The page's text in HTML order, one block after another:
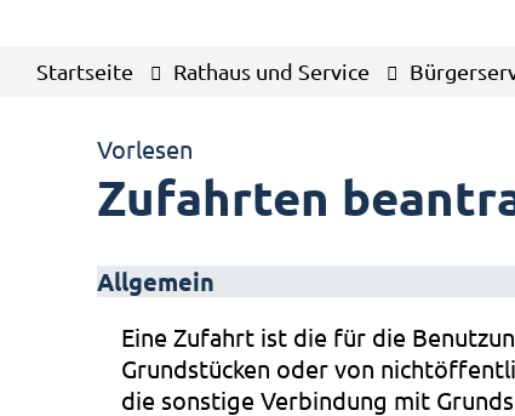
Startseite Rathaus und Service
Vorlesen
Zufahrten
Allgemein
Eine Zufahrt ist die für die
Grundstücken oder von
die sonstige Verbindung mit